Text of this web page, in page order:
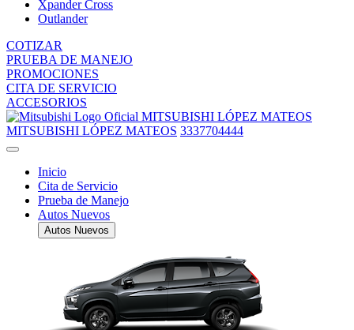
Xpander Cross
Outlander
COTIZAR
PRUEBA DE MANEJO
PROMOCIONES
CITA DE SERVICIO
ACCESORIOS
MITSUBISHI LÓPEZ MATEOS
MITSUBISHI LÓPEZ MATEOS 3337704444
Inicio
Cita de Servicio
Prueba de Manejo
Autos Nuevos
Autos Nuevos